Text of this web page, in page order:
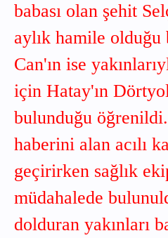
babası olan şehit
aylık hamile
Can'ın ise
için Hatay'ın
bulunduğu
haberini alan acılı
geçirirken sağlık
müdahalede
dolduran yakınları